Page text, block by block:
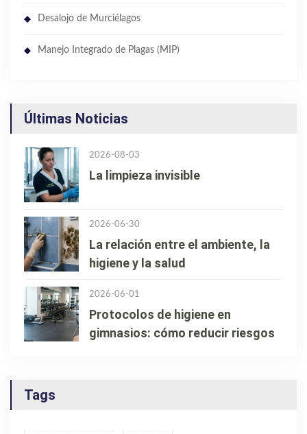
Desalojo de Murciélagos
Manejo Integrado de Plagas (MIP)
Últimas Noticias
2026-08-03
La limpieza invisible
2026-06-30
La relación entre el ambiente, la
higiene y la salud
2026-06-01
Protocolos de higiene en
gimnasios: cómo reducir riesgos
Tags